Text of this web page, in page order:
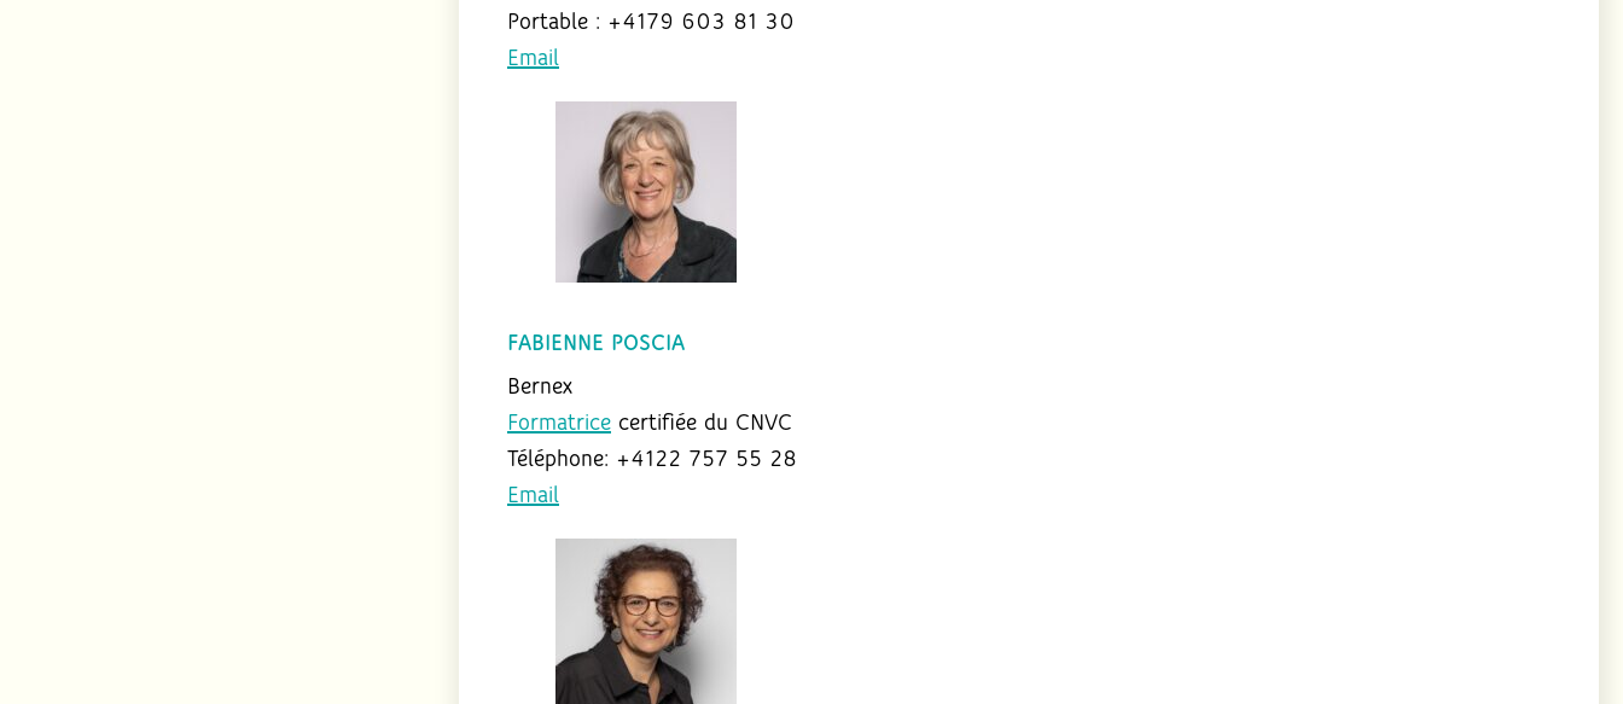
Portable : +4179 603 81 30
Email
FABIENNE POSCIA
Bernex
Formatrice certifiée du CNVC
Téléphone: +4122 757 55 28
Email